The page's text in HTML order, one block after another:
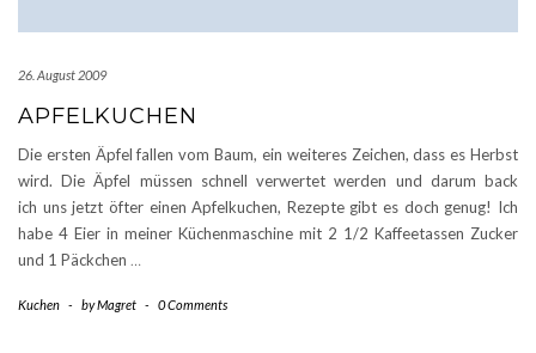
26. August 2009
APFELKUCHEN
Die ersten Äpfel fallen vom Baum, ein weiteres Zeichen, dass es Herbst
wird. Die Äpfel müssen schnell verwertet werden und darum back
ich uns jetzt öfter einen Apfelkuchen, Rezepte gibt es doch genug! Ich
habe 4 Eier in meiner Küchenmaschine mit 2 1/2 Kaffeetassen Zucker
und 1 Päckchen …
Kuchen - byMagret - 0 Comments